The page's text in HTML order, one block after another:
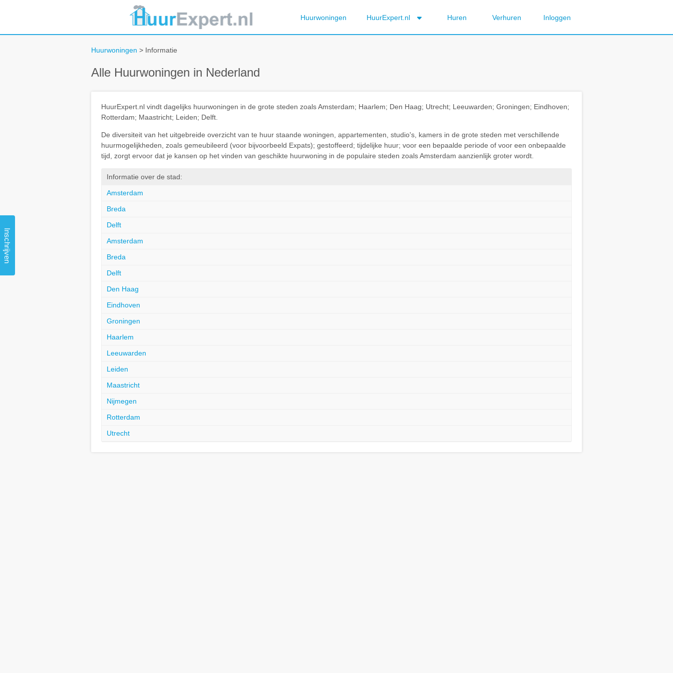
Huurwoningen HuurExpert.nl Huren Verhuren Inloggen
Huurwoningen > Informatie
Alle Huurwoningen in Nederland
HuurExpert.nl vindt dagelijks huurwoningen in de grote steden zoals Amsterdam; Haarlem; Den Haag; Utrecht; Leeuwarden; Groningen; Eindhoven;
Rotterdam; Maastricht; Leiden; Delft.
De diversiteit van het uitgebreide overzicht van te huur staande woningen, appartementen, studio's, kamers in de grote steden met verschillende
huurmogelijkheden, zoals gemeubileerd (voor bijvoorbeeld Expats); gestoffeerd; tijdelijke huur; voor een bepaalde periode of voor een onbepaalde
tijd, zorgt ervoor dat je kansen op het vinden van geschikte huurwoning in de populaire steden zoals Amsterdam aanzienlijk groter wordt.
Informatie over de stad:
Amsterdam
Breda
Delft
Amsterdam
Breda
Delft
Den Haag
Eindhoven
Groningen
Haarlem
Leeuwarden
Leiden
Maastricht
Nijmegen
Rotterdam
Utrecht
Inschrijven